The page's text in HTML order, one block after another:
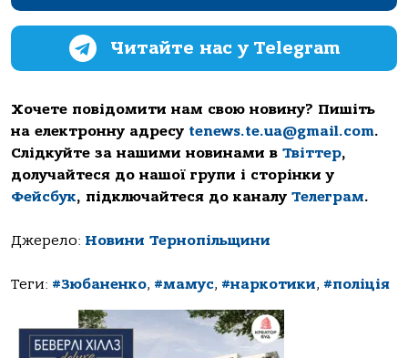
Читайте нас у Telegram
Хочете повідомити нам свою новину? Пишіть
на електронну адресу tenews.te.ua@gmail.com.
Слідкуйте за нашими новинами в Твіттер,
долучайтеся до нашої групи і сторінки у
Фейсбук, підключайтеся до каналу Телеграм.
Джерело: Новини Тернопільщини
Теги: #Зюбаненко, #мамус, #наркотики, #поліція